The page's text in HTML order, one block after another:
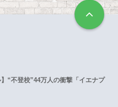
】“不登校”44万人の衝撃「イエナプ